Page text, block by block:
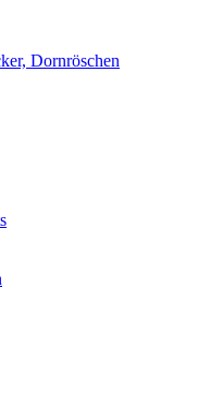
Dornröschen